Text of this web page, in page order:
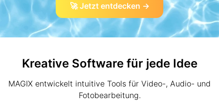
🚀 Jetzt entdecken →
Kreative Software für jede Idee
MAGIX entwickelt intuitive Tools für Video-, Audio- und
Fotobearbeitung.